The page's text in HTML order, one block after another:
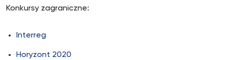
Konkursy zagraniczne:
Interreg
Horyzont 2020